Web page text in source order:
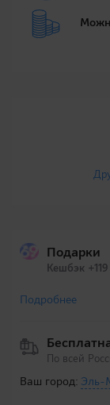
Подарки
Кешбэк
Подробнее
По всей
Ваш город: Эль-